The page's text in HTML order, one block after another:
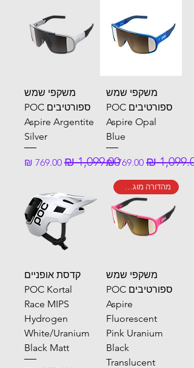
משקפי שמש
ספורטיבים POC
Aspire Opal
Blue
רגיל
מחיר מבצע
משקפי שמש
ספורטיבים POC
Aspire Argentite
Silver
מחיר רגיל
מחיר מבצע
מהדורה מוגבלת
משקפי שמש
ספורטיבים POC
Aspire
Fluorescent
Pink Uranium
Black
Translucent
קדסת אופניים
POC Kortal
Race MIPS
Hydrogen
White/Uranium
Black Matt